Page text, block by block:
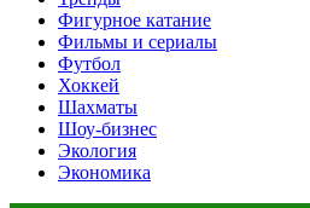
Фигурное катание
Фильмы и сериалы
Футбол
Хоккей
Шахматы
Шоу-бизнес
Экология
Экономика